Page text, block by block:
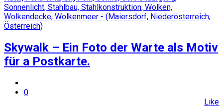
Skywalk – Ein Foto der Warte als Motiv
für a Postkarte.
0
Like